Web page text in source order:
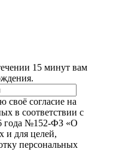
15 минут вам
согласие на
в соответствии с
года №152‑ФЗ «О
и для целей,
персональных